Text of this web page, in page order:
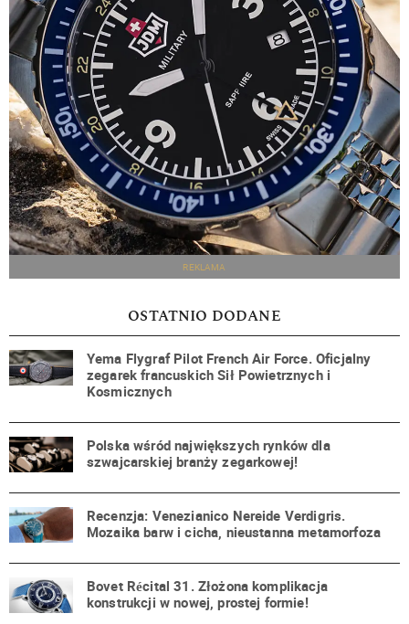
REKLAMA
OSTATNIO DODANE
Yema Flygraf Pilot French Air Force. Oficjalny
zegarek francuskich Sił Powietrznych i
Kosmicznych
Polska wśród największych rynków dla
szwajcarskiej branży zegarkowej!
Recenzja: Venezianico Nereide Verdigris.
Mozaika barw i cicha, nieustanna metamorfoza
Bovet Récital 31. Złożona komplikacja
konstrukcji w nowej, prostej formie!